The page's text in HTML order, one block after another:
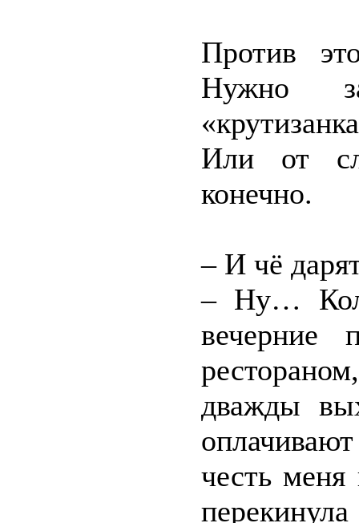
Против
Нужно
Или от
конечно.
– И чё
– Ну…
вечерние
дважды
честь